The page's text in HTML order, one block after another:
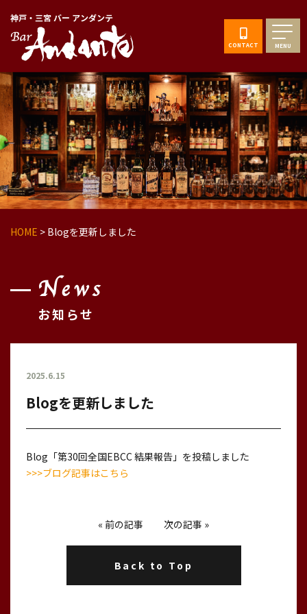
神戸・三宮 バー アンダンテ
CONTACT MENU
HOME > Blogを更新しました
News
お知らせ
2025.6.15
Blogを更新しました
Blog「第30回全国EBCC 結果報告」を投稿しました
>>>ブログ記事はこちら
« 前の記事 次の記事 »
Back to Top